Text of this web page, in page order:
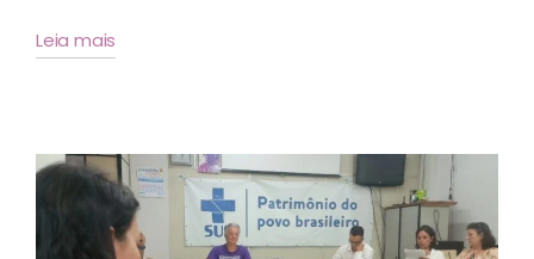
Leia mais